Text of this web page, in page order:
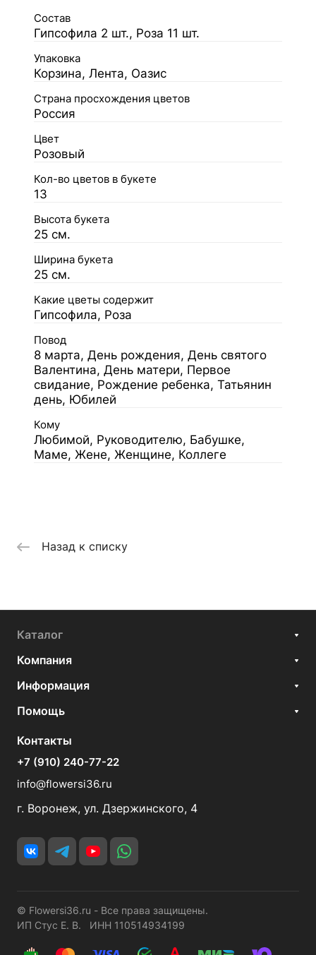
Состав
Гипсофила 2 шт., Роза 11 шт.
Упаковка
Корзина, Лента, Оазис
Страна просхождения цветов
Россия
Цвет
Розовый
Кол-во цветов в букете
13
Высота букета
25 см.
Ширина букета
25 см.
Какие цветы содержит
Гипсофила, Роза
Повод
8 марта, День рождения, День святого
Валентина, День матери, Первое
свидание, Рождение ребенка, Татьянин
день, Юбилей
Кому
Любимой, Руководителю, Бабушке,
Маме, Жене, Женщине, Коллеге
Назад к списку
Каталог
Компания
Информация
Помощь
Контакты
+7 (910) 240-77-22
info@flowersi36.ru
г. Воронеж, ул. Дзержинского, 4
© Flowersi36.ru - Все права защищены.
ИП Стус Е. В. ИНН 110514934199